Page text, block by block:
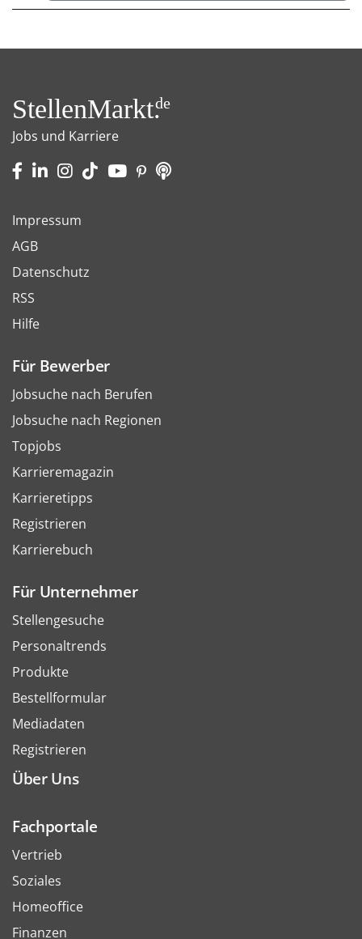
StellenMarkt.de
Jobs und Karriere
Impressum
AGB
Datenschutz
RSS
Hilfe
Für Bewerber
Jobsuche nach Berufen
Jobsuche nach Regionen
Topjobs
Karrieremagazin
Karrieretipps
Registrieren
Karrierebuch
Für Unternehmer
Stellengesuche
Personaltrends
Produkte
Bestellformular
Mediadaten
Registrieren
Über Uns
Fachportale
Vertrieb
Soziales
Homeoffice
Finanzen